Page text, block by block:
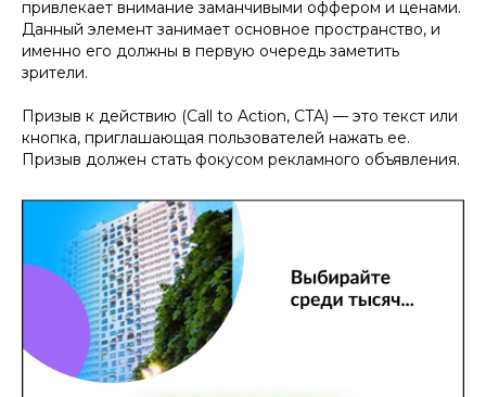
привлекает внимание заманчивыми оффером и ценами.
Данный элемент занимает основное пространство, и
именно его должны в первую очередь заметить
зрители.
Призыв к действию (Call to Action, CTA) — это текст или
кнопка, приглашающая пользователей нажать ее.
Призыв должен стать фокусом рекламного объявления.